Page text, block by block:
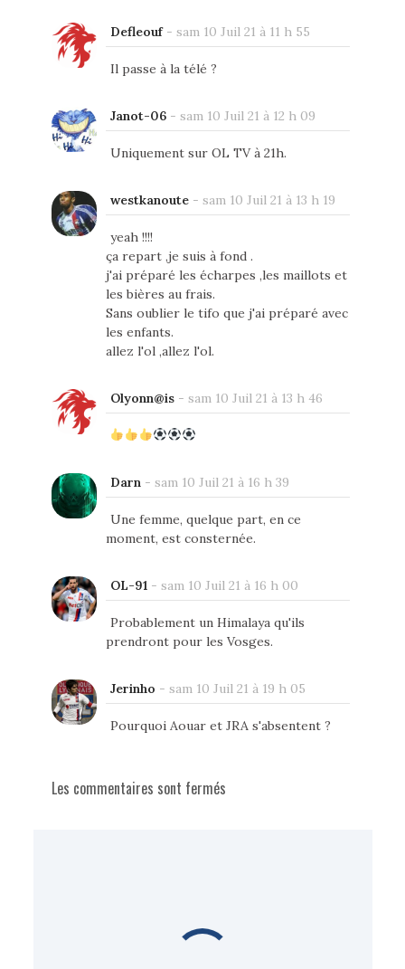
Defleouf- sam 10 Juil 21 à 11 h 55
Il passe à la télé ?
Janot-06- sam 10 Juil 21 à 12 h 09
Uniquement sur OL TV à 21h.
westkanoute- sam 10 Juil 21 à 13 h 19
yeah !!!!
ça repart ,je suis à fond .
j'ai préparé les écharpes ,les maillots et
les bières au frais.
Sans oublier le tifo que j'ai préparé avec
les enfants.
allez l'ol ,allez l'ol.
Olyonn@is- sam 10 Juil 21 à 13 h 46
Darn - sam 10 Juil 21 à 16 h 39
Une femme, quelque part, en ce
moment, est consternée.
OL-91 - sam 10 Juil 21 à 16 h 00
Probablement un Himalaya qu'ils
prendront pour les Vosges.
Jerinho - sam 10 Juil 21 à 19 h 05
Pourquoi Aouar et JRA s'absentent ?
Les commentaires sont fermés